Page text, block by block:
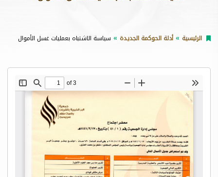
الرئيسية أدلة الحوكمة الجديدة سياسة الاشتباه بعمليات غسل الأموال